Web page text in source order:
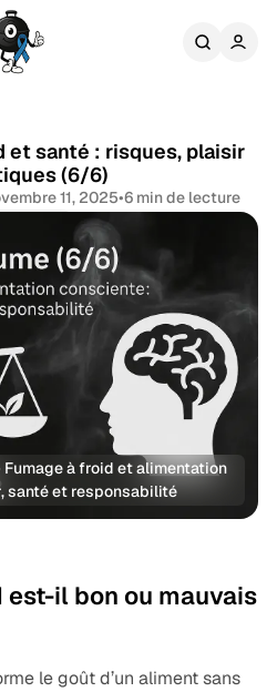
et santé : risques, plaisir
(6/6)
11, 2025•6 min de lecture
à froid et alimentation
santé et responsabilité
est-il bon ou mauvais
le goût d’un aliment sans